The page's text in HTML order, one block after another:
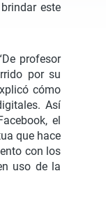
este
profesor
por su
cómo
Así
el
que hace
con los
uso de la